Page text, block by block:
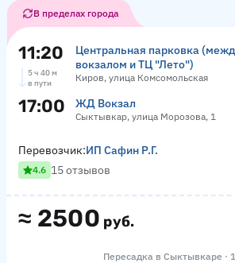
В пределах города
11:20
Центральная парковка
вокзалом и ТЦ "Лето")
Киров, улица Комсомольская
5 ч 40 м
в пути
17:00 ЖД Вокзал
Сыктывкар, улица Морозова, 1
≈ 2500 руб.
Перевозчик:ИП Сафин Р.Г.
4.6 15 отзывов
Пересадка в Сыктывкаре ·